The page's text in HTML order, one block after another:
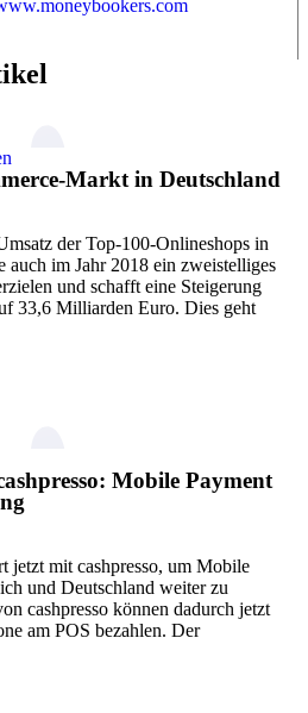
Markt in Deutschland
der Top-100-Onlineshops in
auch im Jahr 2018 ein zweistelliges
und schafft eine Steigerung
33,6 Milliarden Euro. Dies geht
Mobile Payment
jetzt mit cashpresso, um Mobile
und Deutschland weiter zu
cashpresso können dadurch jetzt
am POS bezahlen. Der